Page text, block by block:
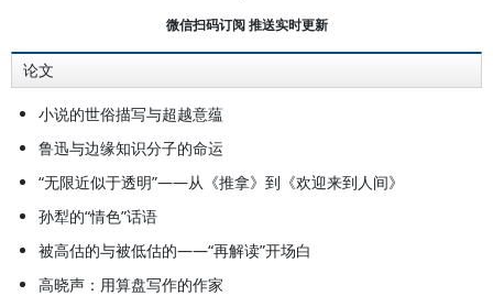
政治部文艺创作室工作，1999年转
有《在功利与唯美之间》《鲁迅晚年
情怀》《鲁迅内外》《文坛三户：金
微信扫码订阅 推送实时更新
论文
小说的世俗描写与超越意蕴
鲁迅与边缘知识分子的命运
“无限近似于透明”——从《推拿》到《欢迎来到人间》
孙犁的“情色”话语
被高估的与被低估的——“再解读”开场白
高晓声：用算盘写作的作家